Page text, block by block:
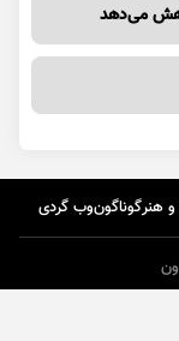
می‌دهد
هنرگوناگونوب گردی